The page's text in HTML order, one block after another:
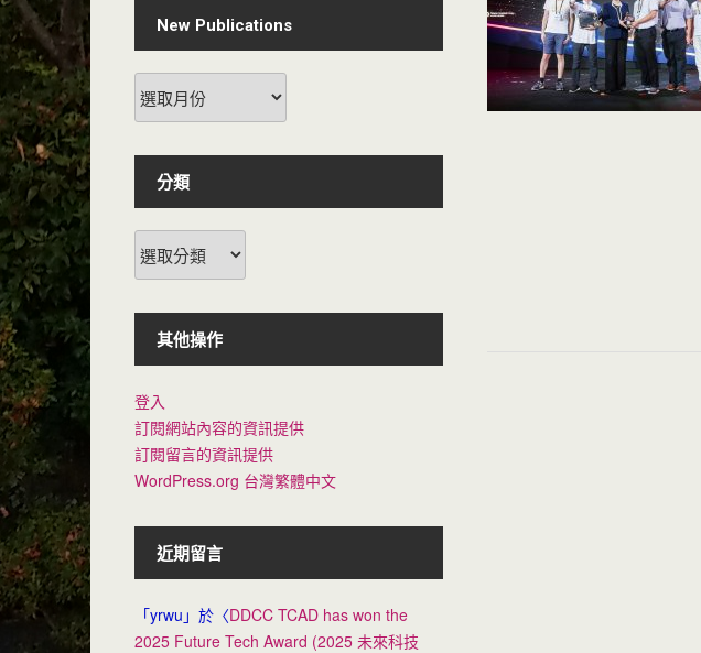
New Publications
New
Publications
分類
分
類
其他操作
登入
訂閱網站內容的資訊提供
訂閱留言的資訊提供
WordPress.org 台灣繁體中文
近期留言
「yrwu 」於〈DDCC TCAD has won the
2025 Future Tech Award (2025 未來科技